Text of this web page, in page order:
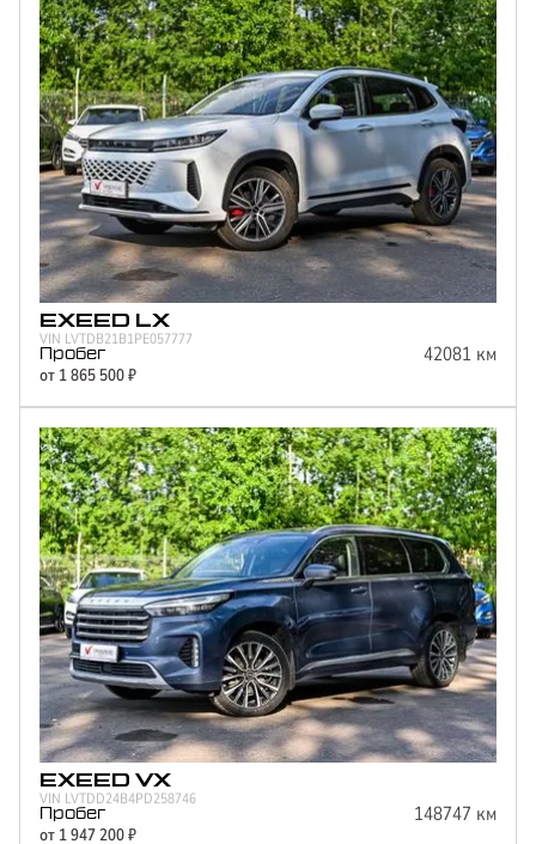
EXEED LX
VIN LVTDB21B1PE057777
Пробег 42081 км
от 1 865 500₽
EXEED VX
VIN LVTDD24B4PD258746
Пробег 148747 км
от 1 947 200₽